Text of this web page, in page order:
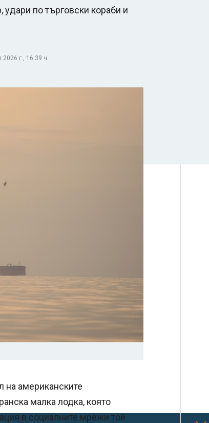
по търговски кораби и
г., 16:39 ч.
американските
малка лодка, която
в социалните мрежи той